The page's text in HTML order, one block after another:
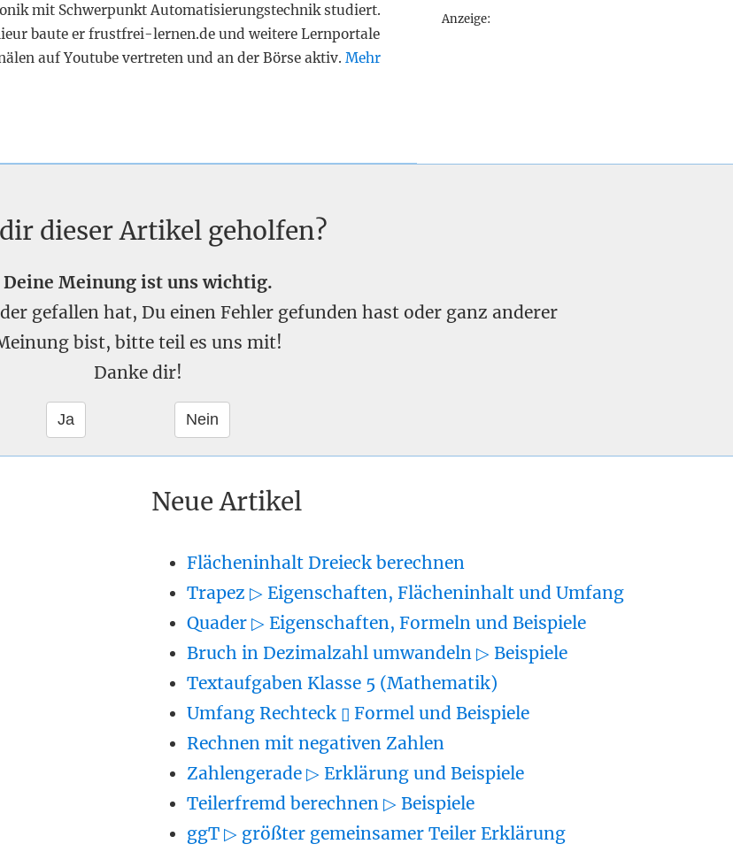
mit Schwerpunkt Automatisierungstechnik studiert.
baute er frustfrei-lernen.de und weitere Lernportale
auf Youtube vertreten und an der Börse aktiv. Mehr
Anzeige:
dieser Artikel geholfen?
Deine Meinung ist uns wichtig.
gefallen hat, Du einen Fehler gefunden hast oder ganz anderer
bist, bitte teil es uns mit!
Danke dir!
Neue Artikel
Flächeninhalt Dreieck berechnen
Trapez ▷ Eigenschaften, Flächeninhalt und Umfang
Quader ▷ Eigenschaften, Formeln und Beispiele
Bruch in Dezimalzahl umwandeln ▷ Beispiele
Textaufgaben Klasse 5 (Mathematik)
Umfang Rechteck ▯ Formel und Beispiele
Rechnen mit negativen Zahlen
Zahlengerade ▷ Erklärung und Beispiele
Teilerfremd berechnen ▷ Beispiele
ggT ▷ größter gemeinsamer Teiler Erklärung